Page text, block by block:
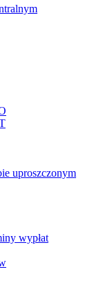
uproszczonym
wypłat